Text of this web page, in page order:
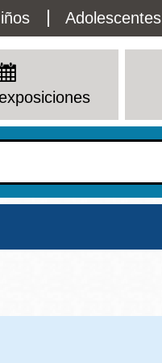
Adolescentes